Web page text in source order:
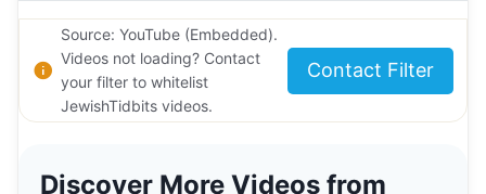
Source: YouTube (Embedded).
Videos not loading? Contact
your filter to whitelist
JewishTidbits videos.
Contact Filter
Discover More Videos from